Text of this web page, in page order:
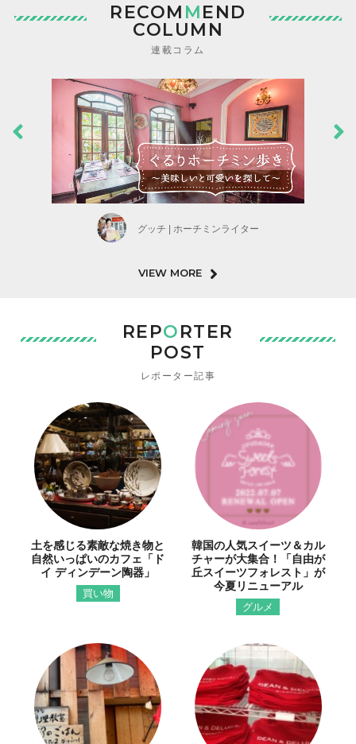
RECOM MEND
COLUMN
連載コラム
グッチ | ホーチミンライター
VIEW MORE
REPORTER
POST
レポーター記事
土を感じる素敵な焼き物と
自然いっぱいのカフェ「ド
イ ディンデーン陶器」
買い物
韓国の人気スイーツ＆カル
チャーが大集合！「自由が
丘スイーツフォレスト」が
今夏リニューアル
グルメ